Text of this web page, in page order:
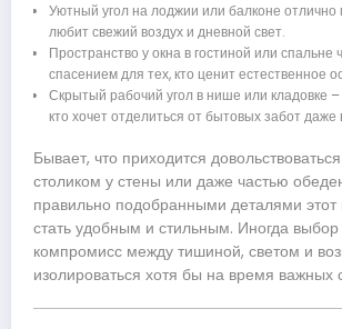
Уютный угол на лоджии или балконе отлично
любит свежий воздух и дневной свет.
Пространство у окна в гостиной или спальне
спасением для тех, кто ценит естественное
Скрытый рабочий угол в нише или кладовке –
кто хочет отделиться от бытовых забот даже
Бывает, что приходится
столиком у стены или даже частью
правильно подобранными деталями
стать удобным и стильным. Иногда выбор
компромисс между тишиной, светом и
изолироваться хотя бы на время важных